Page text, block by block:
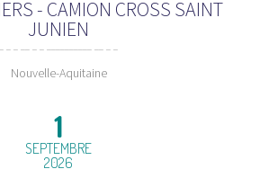
- CAMION CROSS SAINT
JUNIEN
Nouvelle-Aquitaine
1
SEPTEMBRE
2026